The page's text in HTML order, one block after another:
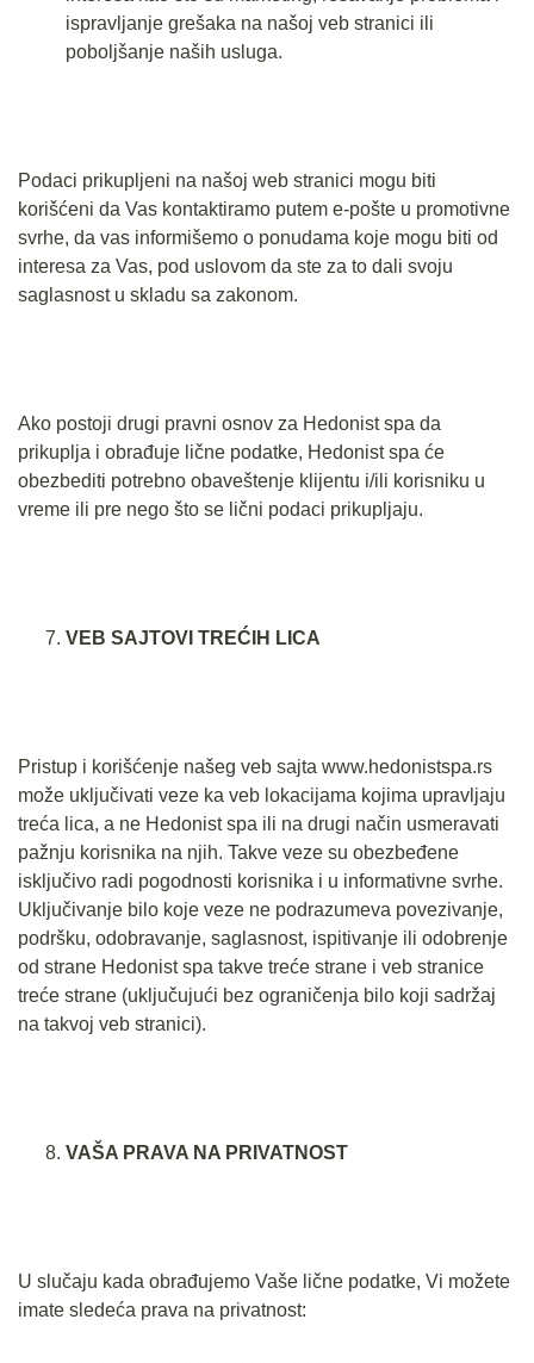
ispravljanje grešaka na našoj veb stranici ili
poboljšanje naših usluga.
Podaci prikupljeni na našoj web stranici mogu biti
korišćeni da Vas kontaktiramo putem e-pošte u promotivne
svrhe, da vas informišemo o ponudama koje mogu biti od
interesa za Vas, pod uslovom da ste za to dali svoju
saglasnost u skladu sa zakonom.
Ako postoji drugi pravni osnov za Hedonist spa da
prikuplja i obrađuje lične podatke, Hedonist spa će
obezbediti potrebno obaveštenje klijentu i/ili korisniku u
vreme ili pre nego što se lični podaci prikupljaju.
VEB SAJTOVI TREĆIH LICA
Pristup i korišćenje našeg veb sajta www.hedonistspa.rs
može uključivati veze ka veb lokacijama kojima upravljaju
treća lica, a ne Hedonist spa ili na drugi način usmeravati
pažnju korisnika na njih. Takve veze su obezbeđene
isključivo radi pogodnosti korisnika i u informativne svrhe.
Uključivanje bilo koje veze ne podrazumeva povezivanje,
podršku, odobravanje, saglasnost, ispitivanje ili odobrenje
od strane Hedonist spa takve treće strane i veb stranice
treće strane (uključujući bez ograničenja bilo koji sadržaj
na takvoj veb stranici).
VAŠA PRAVA NA PRIVATNOST
U slučaju kada obrađujemo Vaše lične podatke, Vi možete
imate sledeća prava na privatnost: